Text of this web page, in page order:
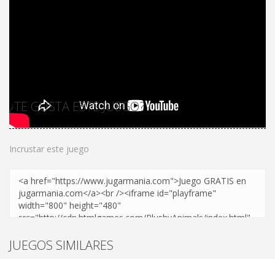
¿TE GUSTA ESTE JUEGO?
Incrustar este juego
JUEGOS SIMILARES